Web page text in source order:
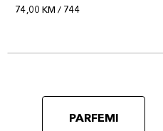
74,00 KM / 744
PARFEMI